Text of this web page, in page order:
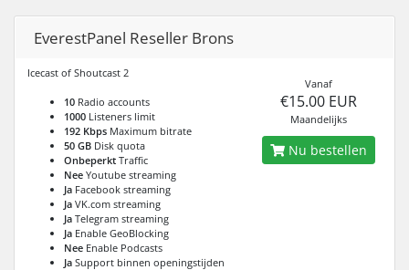
EverestPanel Reseller Brons
Icecast of Shoutcast 2
10 Radio accounts
1000 Listeners limit
192 Kbps Maximum bitrate
50 GB Disk quota
Onbeperkt Traffic
Nee Youtube streaming
Ja Facebook streaming
Ja VK.com streaming
Ja Telegram streaming
Ja Enable GeoBlocking
Nee Enable Podcasts
Ja Support binnen openingstijden
Vanaf
€15.00 EUR
Maandelijks
Nu bestellen